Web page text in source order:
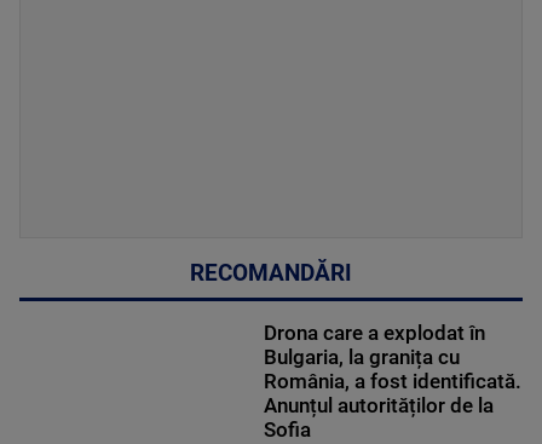
RECOMANDĂRI
Drona care a explodat în
Bulgaria, la granița cu
România, a fost identificată.
Anunțul autorităților de la
Sofia